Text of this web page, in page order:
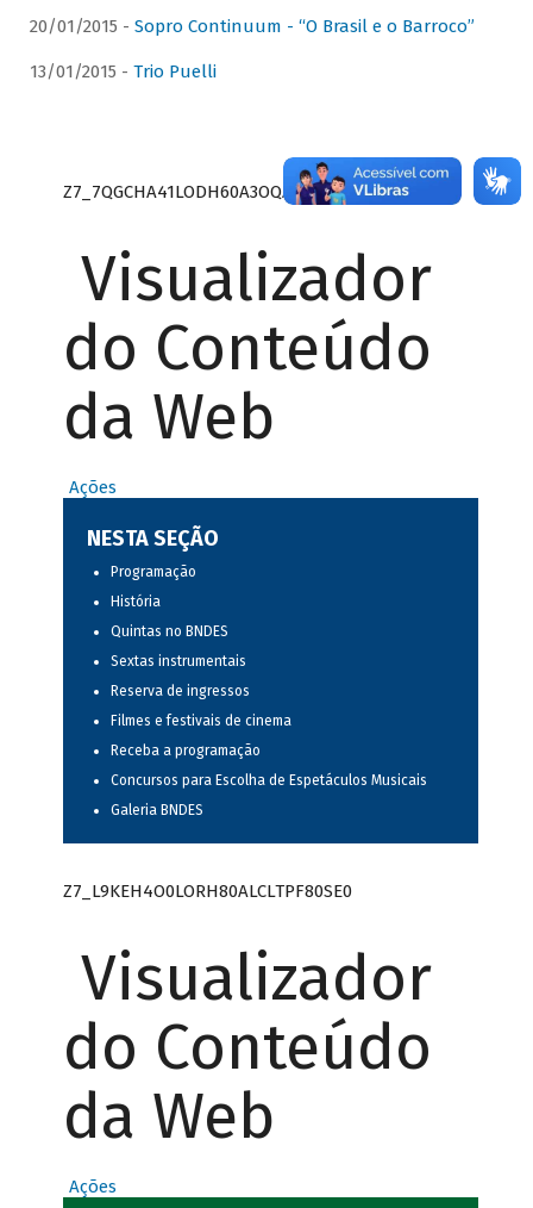
20/01/2015 - Sopro Continuum - “O Brasil e o Barroco”
13/01/2015 - Trio Puelli
Z7_7QGCHA41LODH60A3OQA8RN1415
Visualizador
do Conteúdo
da Web
Ações
NESTA SEÇÃO
Programação
História
Quintas no BNDES
Sextas instrumentais
Reserva de ingressos
Filmes e festivais de cinema
Receba a programação
Concursos para Escolha de Espetáculos Musicais
Galeria BNDES
Z7_L9KEH4O0LORH80ALCLTPF80SE0
Visualizador
do Conteúdo
da Web
Ações